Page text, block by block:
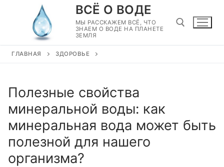
содержимому
ВСЁ О ВОДЕ
МЫ РАССКАЖЕМ ВСЁ, ЧТО
ЗНАЕМ О ВОДЕ НА ПЛАНЕТЕ
ЗЕМЛЯ
ГЛАВНАЯ ЗДОРОВЬЕ
Полезные свойства
минеральной воды: как
минеральная вода может быть
полезной для нашего
организма?